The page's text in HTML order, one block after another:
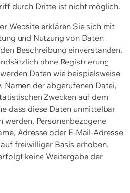
durch Dritte ist nicht möglich.
Website erklären Sie sich mit
und Nutzung von Daten
Beschreibung einverstanden.
ohne Registrierung
Daten wie beispielsweise
Namen der abgerufenen Datei,
Zwecken auf dem
dass diese Daten unmittelbar
werden. Personenbezogene
Adresse oder E-Mail-Adresse
freiwilliger Basis erhoben.
keine Weitergabe der